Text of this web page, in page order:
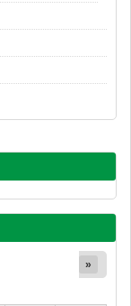
»